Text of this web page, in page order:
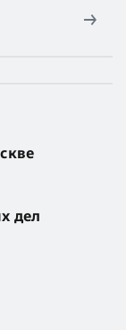
дел